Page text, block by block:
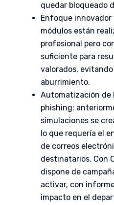
quedar bloqueado
Enfoque
módulos están
profesional pero
suficiente para
valorados,
aburrimiento.
Automatización de
phishing:
simulaciones se
lo que requería el
de correos
destinatarios. Con
dispone de
activar, con
impacto en el